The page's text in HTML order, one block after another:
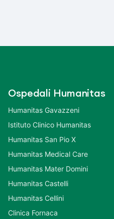
Ospedali Humanitas
Humanitas Gavazzeni
Istituto Clinico Humanitas
Humanitas San Pio X
Humanitas Medical Care
Humanitas Mater Domini
Humanitas Castelli
Humanitas Cellini
Clinica Fornaca